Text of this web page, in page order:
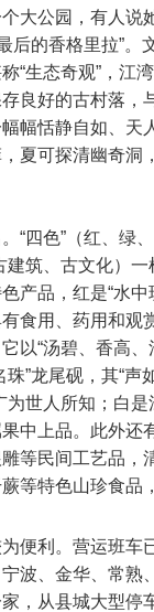
大公园，有人说
后的香格里拉”。
“生态奇观”，江
良好的古村落，
幅恬静自如、天
夏可探清幽奇洞
“四色”（红、绿
建筑、古文化）
产品，红是“水中
食用、药用和观
以“汤碧、香高、
珠”龙尾砚，其“声
为世人所知；白
中上品。此外还
等民间工艺品，
等特色山珍食品
利。营运班车已
波、金华、常熟
，从县城大型停